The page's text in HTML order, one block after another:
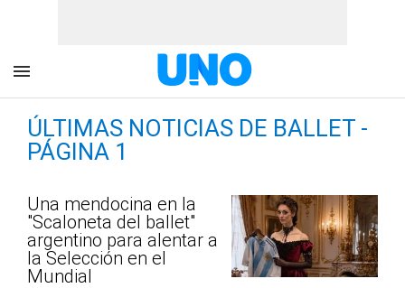
ÚLTIMAS NOTICIAS DE BALLET -
PÁGINA 1
Una mendocina en la
"Scaloneta del ballet"
argentino para alentar a
la Selección en el
Mundial